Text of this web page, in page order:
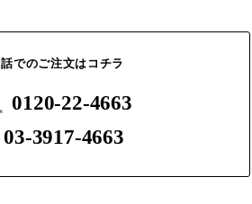
でのご注文はコチラ
0120-22-4663
03-3917-4663